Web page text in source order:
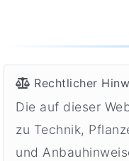
Rechtlicher
Die auf dieser
zu Technik,
und